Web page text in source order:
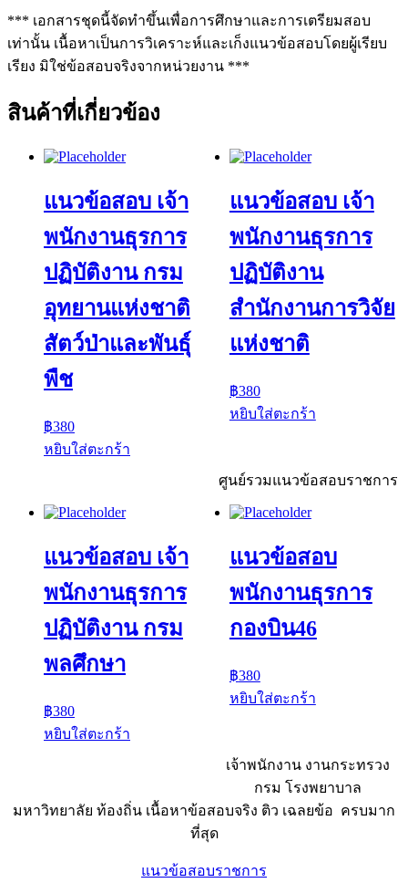
*** เอกสารชุดนี้จัดทำขึ้นเพื่อการศึกษาและการเตรียมสอบ
เท่านั้น เนื้อหาเป็นการวิเคราะห์และเก็งแนวข้อสอบโดยผู้เรียบ
เรียง มิใช่ข้อสอบจริงจากหน่วยงาน ***
สินค้าที่เกี่ยวข้อง
แนวข้อสอบ เจ้า
พนักงานธุรการ
ปฏิบัติงาน กรม
อุทยานแห่งชาติ
สัตว์ป่าและพันธุ์
พืช
฿380
หยิบใส่ตะกร้า
แนวข้อสอบ เจ้า
พนักงานธุรการ
ปฏิบัติงาน
สำนักงานการวิจัย
แห่งชาติ
฿380
หยิบใส่ตะกร้า
แนวข้อสอบ เจ้า
พนักงานธุรการ
ปฏิบัติงาน กรม
พลศึกษา
฿380
หยิบใส่ตะกร้า
แนวข้อสอบ
พนักงานธุรการ
กองบิน46
฿380
หยิบใส่ตะกร้า
ศูนย์รวมแนวข้อสอบราชการ
เจ้าพนักงาน งานกระทรวง
กรม โรงพยาบาล
มหาวิทยาลัย ท้องถิ่น เนื้อหาข้อสอบจริง ติว เฉลยข้อ ครบมาก
ที่สุด
แนวข้อสอบราชการ